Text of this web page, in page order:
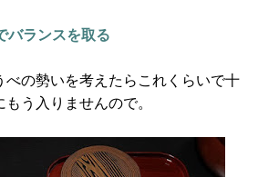
バランスを取る
べの勢いを考えたらこれくらいで十
う入りませんので。